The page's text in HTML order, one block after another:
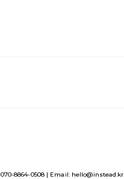
8864-0508 | Email: hello@instead.kr